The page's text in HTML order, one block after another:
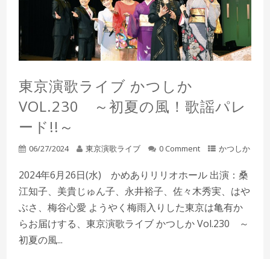
東京演歌ライブ かつしか
VOL.230 ～初夏の風！歌謡パレ
ード!!～
06/27/2024 東京演歌ライブ 0 Comment かつしか
2024年6月26日(水) かめありリリオホール 出演：桑
江知子、美貴じゅん子、永井裕子、佐々木秀実、はや
ぶさ、梅谷心愛 ようやく梅雨入りした東京は亀有か
らお届けする、東京演歌ライブ かつしか Vol.230 ～
初夏の風...